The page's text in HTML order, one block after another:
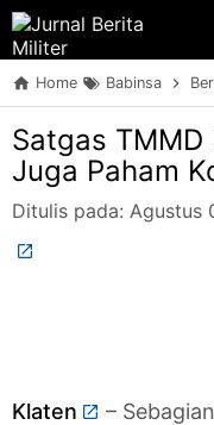
Home Babinsa
Satgas TMMD
Juga Paham
Ditulis pada: Agustus
Klaten
–